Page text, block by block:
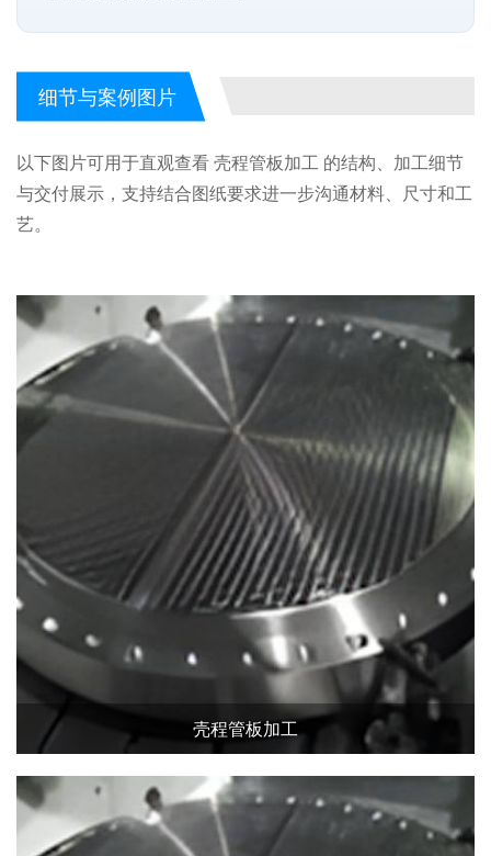
细节与案例图片
以下图片可用于直观查看 壳程管板加工 的结构、加工细节
与交付展示，支持结合图纸要求进一步沟通材料、尺寸和工
艺。
壳程管板加工